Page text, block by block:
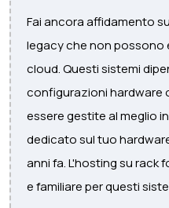
Fai ancora affidamento
legacy che non possono
cloud. Questi sistemi
configurazioni hardware
essere gestite al meglio
dedicato sul tuo
anni fa. L'hosting su rack
e familiare per questi